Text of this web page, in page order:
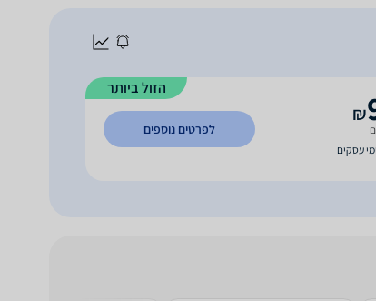
הזול ביותר
₪
לפרטים נוספים